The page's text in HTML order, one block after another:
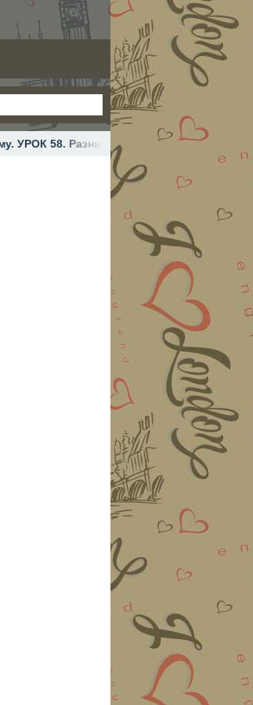
УРОК 58. Разница между глаголами say и